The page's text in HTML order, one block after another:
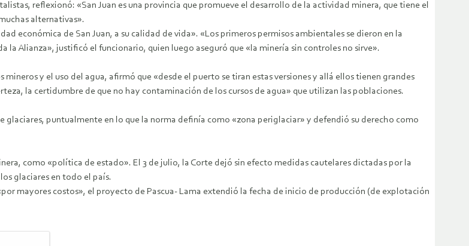
reflexionó: «San Juan es una provincia que promueve el desarrollo de la actividad minera, que tiene el
alternativas».
económica de San Juan, a su calidad de vida». «Los primeros permisos ambientales se dieron en la
Alianza», justificó el funcionario, quien luego aseguró que «la minería sin controles no sirve».
y el uso del agua, afirmó que «desde el puerto se tiran estas versiones y allá ellos tienen grandes
la certidumbre de que no hay contaminación de los cursos de agua» que utilizan las poblaciones.
glaciares, puntualmente en lo que la norma definía como «zona periglaciar» y defendió su derecho como
como «política de estado». El 3 de julio, la Corte dejó sin efecto medidas cautelares dictadas por la
glaciares en todo el país.
mayores costos», el proyecto de Pascua- Lama extendió la fecha de inicio de producción (de explotación